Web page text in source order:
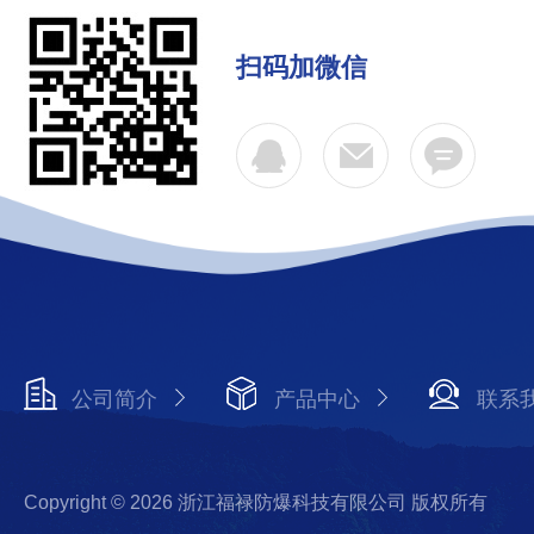
扫码加微信
公司简介 产品中心 联系
Copyright © 2026 浙江福禄防爆科技有限公司 版权所有